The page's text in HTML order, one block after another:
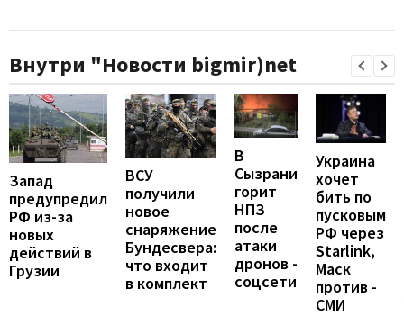
Внутри "Новости bigmir)net
Запад
предупредил
РФ из-за
новых
действий в
Грузии
ВСУ
получили
новое
снаряжение
Бундесвера:
что входит
в комплект
В
Сызрани
горит
НПЗ
после
атаки
дронов -
соцсети
Украина
хочет
бить по
пусковым
РФ через
Starlink,
Маск
против -
СМИ